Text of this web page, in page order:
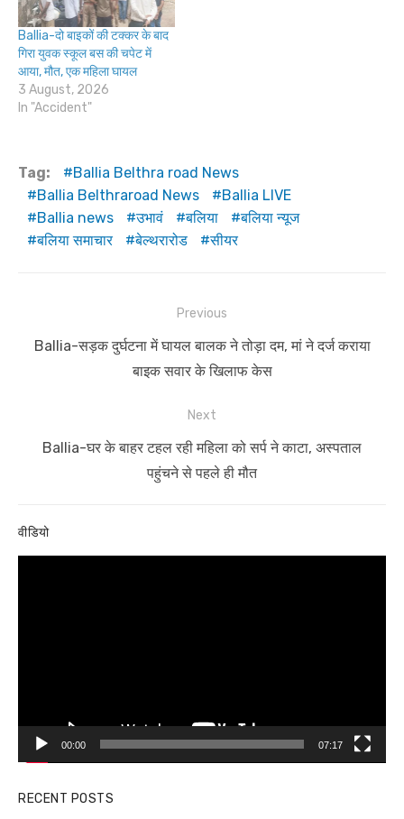
Ballia-दो बाइकों की टक्कर के बाद
गिरा युवक स्कूल बस की चपेट में
आया, मौत, एक महिला घायल
3 August, 2026
In "Accident"
Tag:
Ballia Belthra road News
Ballia Belthraroad News
Ballia LIVE
Ballia news
उभावं बलिया
बलिया न्यूज
बलिया समाचार
बेल्थरारोड सीयर
navigation
Previous
Previous
Ballia-सड़क दुर्घटना में घायल बालक ने तोड़ा दम, मां ने दर्ज कराया
बाइक सवार के खिलाफ केस
Next
Next
Ballia-घर के बाहर टहल रही महिला को सर्प ने काटा, अस्पताल
पहुंचने से पहले ही मौत
वीडियो
00:00 07:17
RECENT POSTS